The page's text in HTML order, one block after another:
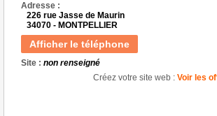
Adresse :
226 rue Jasse de Maurin
34070 - MONTPELLIER
Afficher le téléphone
Site : non renseigné
Créez votre site web : Voir les